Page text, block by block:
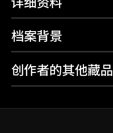
档案背景
创作者的其他藏品